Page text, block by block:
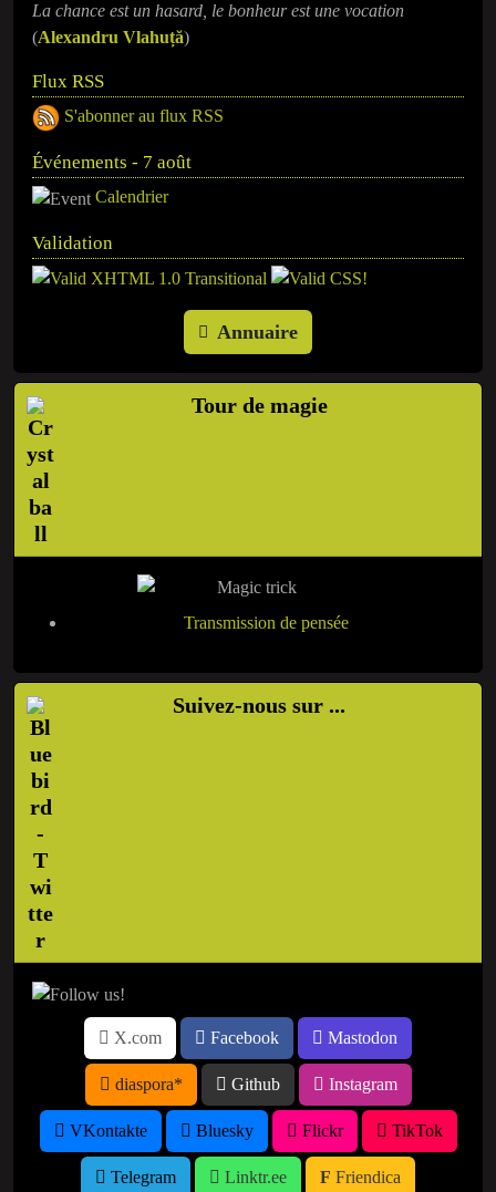
La chance est un hasard, le bonheur est une vocation
(Alexandru Vlahuță)
Flux RSS
S'abonner au flux RSS
Événements - 7 août
Calendrier
Validation
Annuaire
Tour de magie
Transmission de pensée
Suivez-nous sur ...
X.com Facebook Mastodon
diaspora* Github Instagram
VKontakte Bluesky Flickr TikTok
Telegram Linktr.ee Friendica